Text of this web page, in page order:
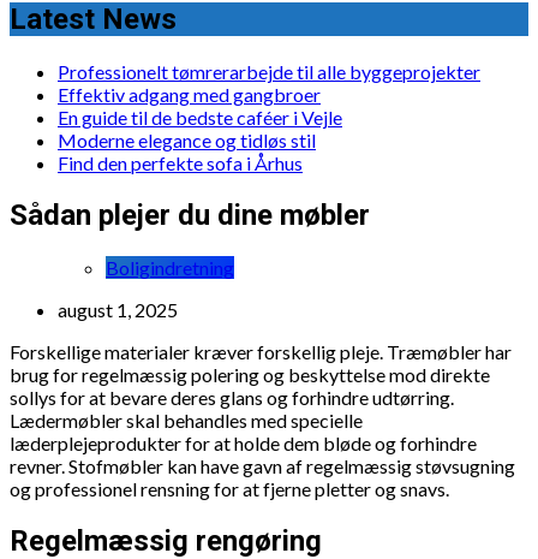
Latest News
Professionelt tømrerarbejde til alle byggeprojekter
Effektiv adgang med gangbroer
En guide til de bedste caféer i Vejle
Moderne elegance og tidløs stil
Find den perfekte sofa i Århus
Sådan plejer du dine møbler
Boligindretning
august 1, 2025
Forskellige materialer kræver forskellig pleje. Træmøbler har
brug for regelmæssig polering og beskyttelse mod direkte
sollys for at bevare deres glans og forhindre udtørring.
Lædermøbler skal behandles med specielle
læderplejeprodukter for at holde dem bløde og forhindre
revner. Stofmøbler kan have gavn af regelmæssig støvsugning
og professionel rensning for at fjerne pletter og snavs.
Regelmæssig rengøring